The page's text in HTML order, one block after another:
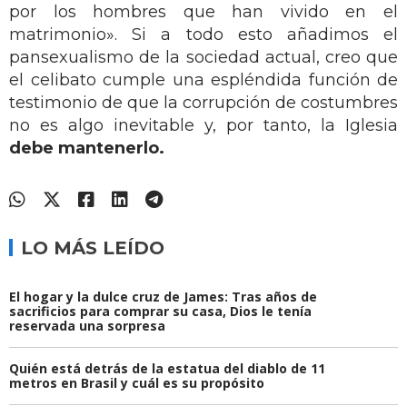
por los hombres que han vivido en el
matrimonio». Si a todo esto añadimos el
pansexualismo de la sociedad actual, creo que
el celibato cumple una espléndida función de
testimonio de que la corrupción de costumbres
no es algo inevitable y, por tanto, la Iglesia
debe mantenerlo.
LO MÁS LEÍDO
El hogar y la dulce cruz de James: Tras años de
sacrificios para comprar su casa, Dios le tenía
reservada una sorpresa
Quién está detrás de la estatua del diablo de 11
metros en Brasil y cuál es su propósito